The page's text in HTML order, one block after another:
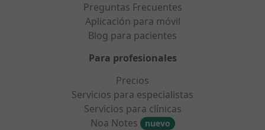
Preguntas Frecuentes
Aplicación para móvil
Blog para pacientes
Para profesionales
Precios
Servicios para especialistas
Servicios para clínicas
Noa Notes
nuevo